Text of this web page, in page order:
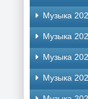
Музыка
Музыка
Музыка
Музыка